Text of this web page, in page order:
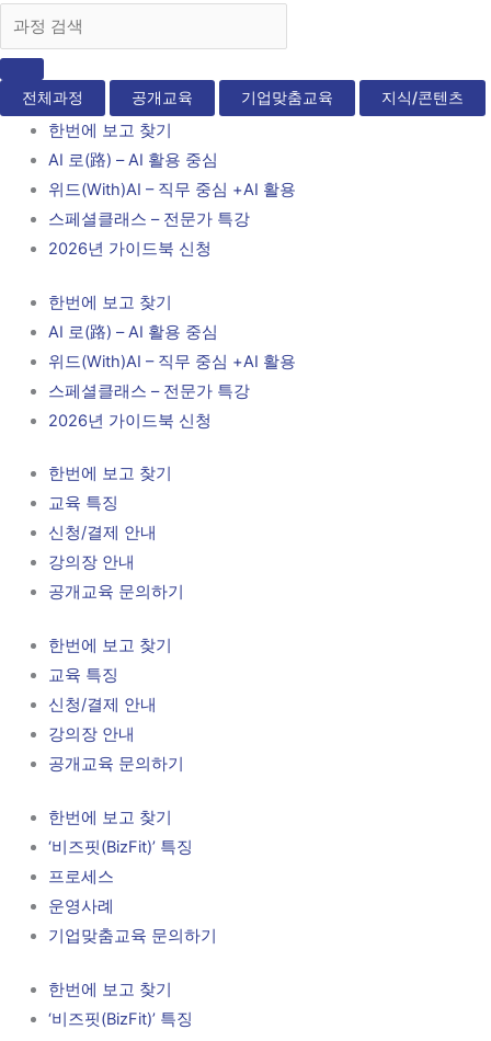
전체과정 공개교육 기업맞춤교육 지식/콘텐츠
한번에 보고 찾기
AI 로(路) – AI 활용 중심
위드(With)AI – 직무 중심 +AI 활용
스페셜클래스 – 전문가 특강
2026년 가이드북 신청
한번에 보고 찾기
AI 로(路) – AI 활용 중심
위드(With)AI – 직무 중심 +AI 활용
스페셜클래스 – 전문가 특강
2026년 가이드북 신청
한번에 보고 찾기
교육 특징
신청/결제 안내
강의장 안내
공개교육 문의하기
한번에 보고 찾기
교육 특징
신청/결제 안내
강의장 안내
공개교육 문의하기
한번에 보고 찾기
‘비즈핏(BizFit)’ 특징
프로세스
운영사례
기업맞춤교육 문의하기
한번에 보고 찾기
‘비즈핏(BizFit)’ 특징